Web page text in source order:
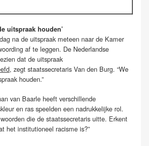
uitspraak houden’
na de uitspraak meteen naar de Kamer
af te leggen. De Nederlandse
dat de uitspraak
, zegt staatssecretaris Van den Burg. “We
houden.”
van Baarle heeft verschillende
en ras speelden een nadrukkelijke rol.
die de staatssecretaris uitte. Erkent
het institutioneel racisme is?”